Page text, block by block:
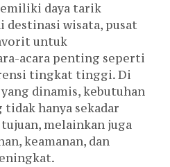
daya tarik
destinasi wisata, pusat
untuk
acara penting seperti
tingkat tinggi. Di
dinamis, kebutuhan
hanya sekadar
melainkan juga
keamanan, dan